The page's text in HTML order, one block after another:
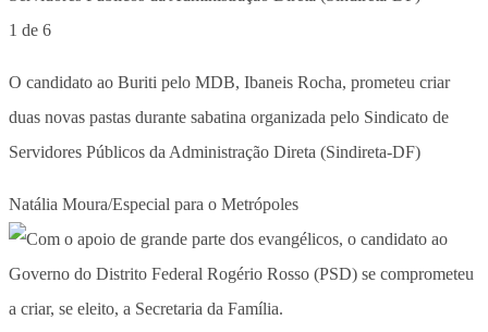
1 de 6
O candidato ao Buriti pelo MDB, Ibaneis Rocha, prometeu criar
duas novas pastas durante sabatina organizada pelo Sindicato de
Servidores Públicos da Administração Direta (Sindireta-DF)
Natália Moura/Especial para o Metrópoles